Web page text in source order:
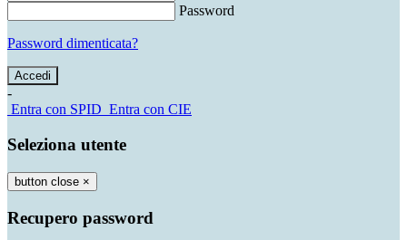
Password
Password dimenticata?
-
Entra con SPID Entra con CIE
Seleziona utente
button close ×
Recupero password